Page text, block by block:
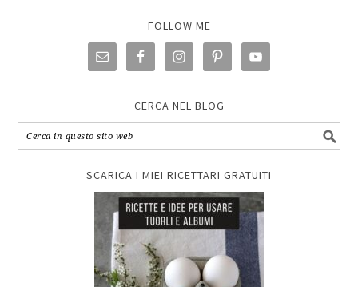
FOLLOW ME
CERCA NEL BLOG
SCARICA I MIEI RICETTARI GRATUITI